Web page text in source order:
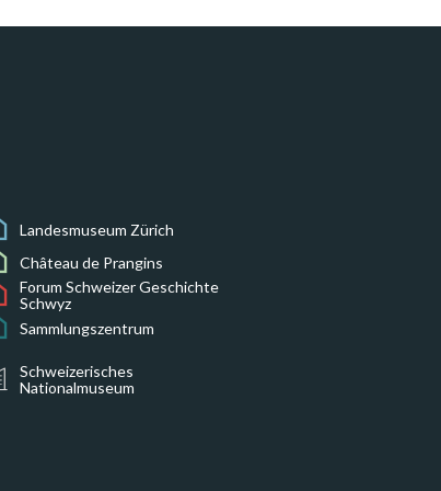
Landesmuseum Zürich
Château de Prangins
Forum Schweizer Geschichte
Schwyz
Sammlungszentrum
Schweizerisches
Nationalmuseum